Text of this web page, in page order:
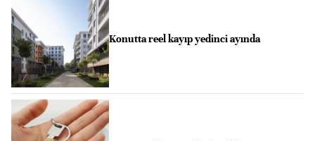
Konutta reel kayıp yedinci ayında